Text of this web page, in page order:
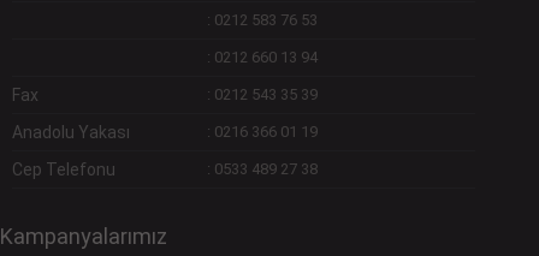
: 0212 583 76 53
: 0212 660 13 94
Fax : 0212 543 35 39
Anadolu Yakası : 0216 366 01 19
Cep Telefonu : 0533 489 27 38
Kampanyalarımız